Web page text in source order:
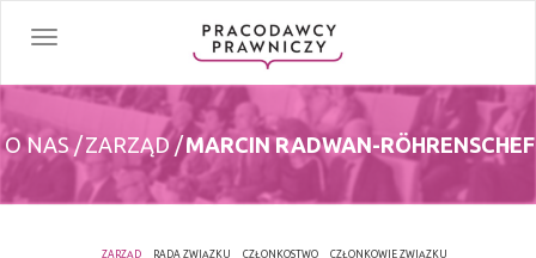
Toggle
O NAS /ZARZĄD /MARCIN RADWAN-RÖHRENSCHEF
ZARZĄD RADA ZWIĄZKU CZŁONKOSTWO CZŁONKOWIE ZWIĄZKU